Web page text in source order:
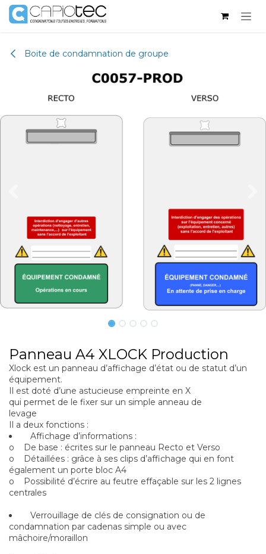
Se rendre au contenu
Boite de condamnation de groupe
Panneau A4 XLOCK Production
Xlock est un panneau d’affichage d’état ou de statut d’un
équipement.
Il est doté d’une astucieuse empreinte en X
qui permet de le fixer sur un simple anneau de
levage
Il a deux fonctions :
Affichage d’informations :
o De base : écrites sur le panneau Recto et Verso
o Détaillées : grâce à ses clips d’affichage qui en font
également un porte bloc A4
o Possibilité d’écrire au feutre effaçable sur les 2 lignes
centrales
Verrouillage de clés de consignation ou de
condamnation par cadenas simple ou avec
mâchoire/moraillon